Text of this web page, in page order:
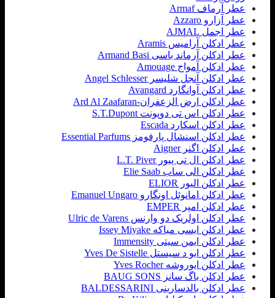
عطر آرماف Armaf
عطر آزارو Azzaro
عطر اجمل AJMAL
عطر ادکلن آرامیس Aramis
عطر ادکلن آرماند باسی Armand Basi
عطر ادکلن آمواج Amouage
عطر ادکلن آنجل شلیسر Angel Schlesser
عطر ادکلن آوانگارد Avangard
عطر ادکلن ارض الزعفران-Ard Al Zaafaran
عطر ادکلن اس تی دوپونت S.T.Dupont
عطر ادکلن اسکارد Escada
عطر ادکلن اسنشال پارفومز Essential Parfums
عطر ادکلن اگنر Aigner
عطر ادکلن ال تی پیور L.T. Piver
عطر ادکلن الی ساب Elie Saab
عطر ادکلن الیور ELIOR
عطر ادکلن امانوئل اونگارو Emanuel Ungaro
عطر ادکلن امپر EMPER
عطر ادکلن اولریک دو وارنس Ulric de Varens
عطر ادکلن ایسی میاکه Issey Miyake
عطر ادکلن ایمن سیتی Immensity
عطر ادکلن ایو د سیستل Yves De Sistelle
عطر ادکلن ایوروشه Yves Rocher
عطر ادکلن باگ سانز BAUG SONS
عطر ادکلن بالدسارینی BALDESSARINI